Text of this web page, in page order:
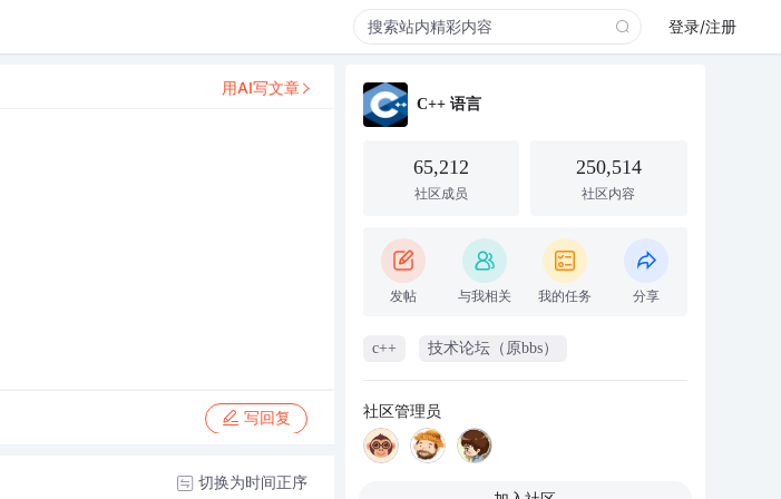
登录/注册
写回复
用AI写文章
切换为时间正序
C++ 语言
65,212
社区成员
250,514
社区内容
发帖 与我相关 我的任务 分享
c++ 技术论坛（原bbs）
社区管理员